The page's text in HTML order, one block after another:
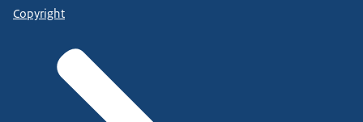
Copyright